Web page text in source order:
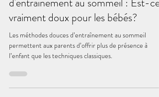
Les techniques douces
d'entraînement au sommeil : Est-ce
vraiment doux pour les bébés?
Les méthodes douces d’entraînement au sommeil
permettent aux parents d’offrir plus de présence à